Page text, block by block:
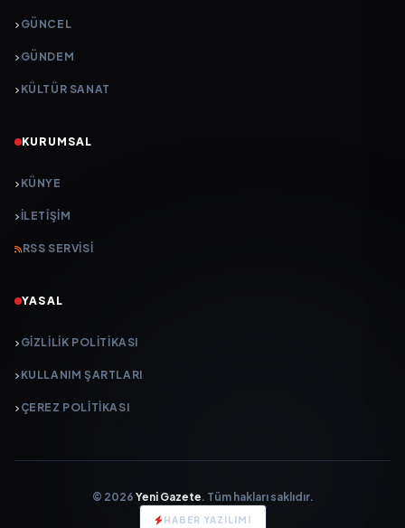
GÜNCEL
GÜNDEM
KÜLTÜR SANAT
KURUMSAL
KÜNYE
İLETIŞIM
RSS SERVISI
YASAL
GIZLILIK POLITIKASI
KULLANIM ŞARTLARI
ÇEREZ POLITIKASI
© 2026 Yeni Gazete. Tüm hakları saklıdır.
HABER YAZILIMI